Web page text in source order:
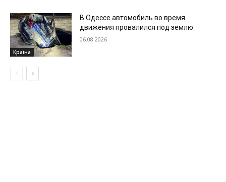
Країна
В Одессе автомобиль во время
движения провалился под землю
06.08.2026